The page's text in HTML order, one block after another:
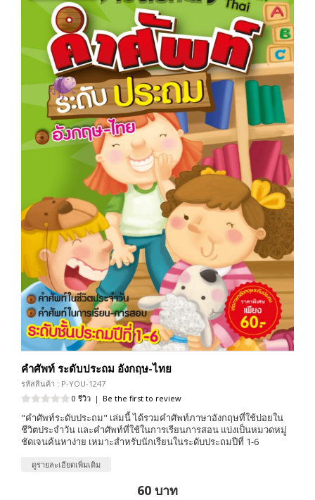
คำศัพท์ ระดับประถม อังกฤษ-ไทย
รหัสสินค้า : P-YOU-1247
0 รีวิว | Be the first to review
"คำศัพท์ระดับประถม" เล่มนี้ ได้รวมคำศัพท์ภาษาอังกฤษที่ใช้บ่อยใน
ชีวิตประจำวัน และคำศัพท์ที่ใช้ในการเรียนการสอน แบ่งเป็นหมวดหมู่
ชัดเจนค้นหาง่าย เหมาะสำหรับนักเรียนในระดับประถมปีที่ 1-6
ดูรายละเอียดเพิ่มเติม
60 บาท